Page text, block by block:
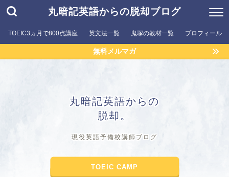
丸暗記英語からの脱却ブログ
TOEIC3ヵ月で800点講座 英文法一覧 鬼塚の教材一覧 プロフィール
無料メルマガ
丸暗記英語からの
脱却。
現役英語予備校講師ブログ
TOEIC CAMP